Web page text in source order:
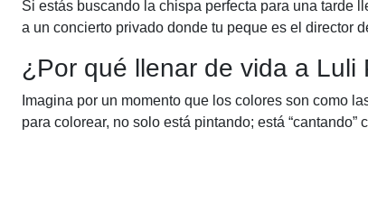
Si estás buscando la chispa perfecta para una tarde
a un concierto privado donde tu peque es el director
¿Por qué llenar de vida a Luli
Imagina por un momento que los colores son como
para colorear, no solo está pintando; está “cantando”